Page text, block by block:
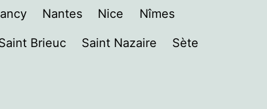
Nantes Nice Nîmes
Brieuc Saint Nazaire Sète